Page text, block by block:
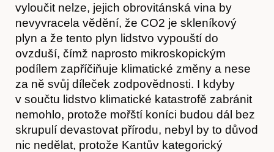
vyloučit nelze, jejich obrovitánská vina by
nevyvracela vědění, že CO2 je skleníkový
plyn a že tento plyn lidstvo vypouští do
ovzduší, čímž naprosto mikroskopickým
podílem zapříčiňuje klimatické změny a nese
za ně svůj díleček zodpovědnosti. I kdyby
v součtu lidstvo klimatické katastrofě zabránit
nemohlo, protože mořští koníci budou dál bez
skrupulí devastovat přírodu, nebyl by to důvod
nic nedělat, protože Kantův kategorický